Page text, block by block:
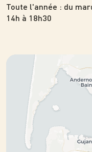
Toute l'année : du
14h à 18h30